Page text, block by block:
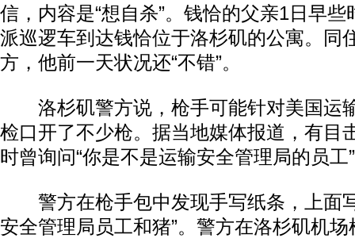
信，内容是“想自杀”。钱恰的父亲1日早
派巡逻车到达钱恰位于洛杉矶的公寓。同
方，他前一天状况还“不错”。
洛杉矶警方说，枪手可能针对美国运
检口开了不少枪。据当地媒体报道，有目
时曾询问“你是不是运输安全管理局的员工
警方在枪手包中发现手写纸条，上面
安全管理局员工和猪”。警方在洛杉矶机